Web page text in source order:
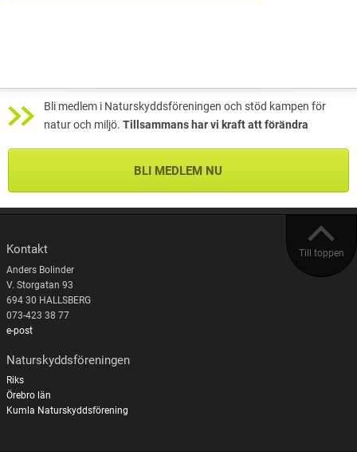
Bli medlem i Naturskyddsföreningen och stöd kampen för
natur och miljö. Tillsammans har vi kraft att förändra
BLI MEDLEM NU
Till toppen
Kontakt
Anders Bolinder
V. Storgatan 93
694 30 HALLSBERG
073-423 38 77
e-post
Naturskyddsföreningen
Riks
Örebro län
Kumla Naturskyddsförening